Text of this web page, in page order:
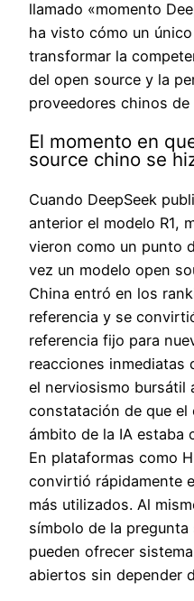
llamado «momento
ha visto cómo un
transformar la
del open source y la
proveedores chinos de
El momento en
source chino se
Cuando DeepSeek
anterior el modelo R1,
vieron como un punto
vez un modelo open
China entró en los
referencia y se
referencia fijo para
reacciones inmediatas
el nerviosismo bursátil
constatación de que el
ámbito de la IA estaba
En plataformas como
convirtió rápidamente
más utilizados. Al
símbolo de la
pueden ofrecer
abiertos sin depender